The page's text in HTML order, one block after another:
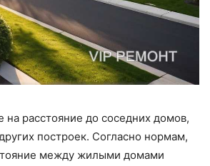
на расстояние до соседних домов,
построек. Согласно нормам,
между жилыми домами